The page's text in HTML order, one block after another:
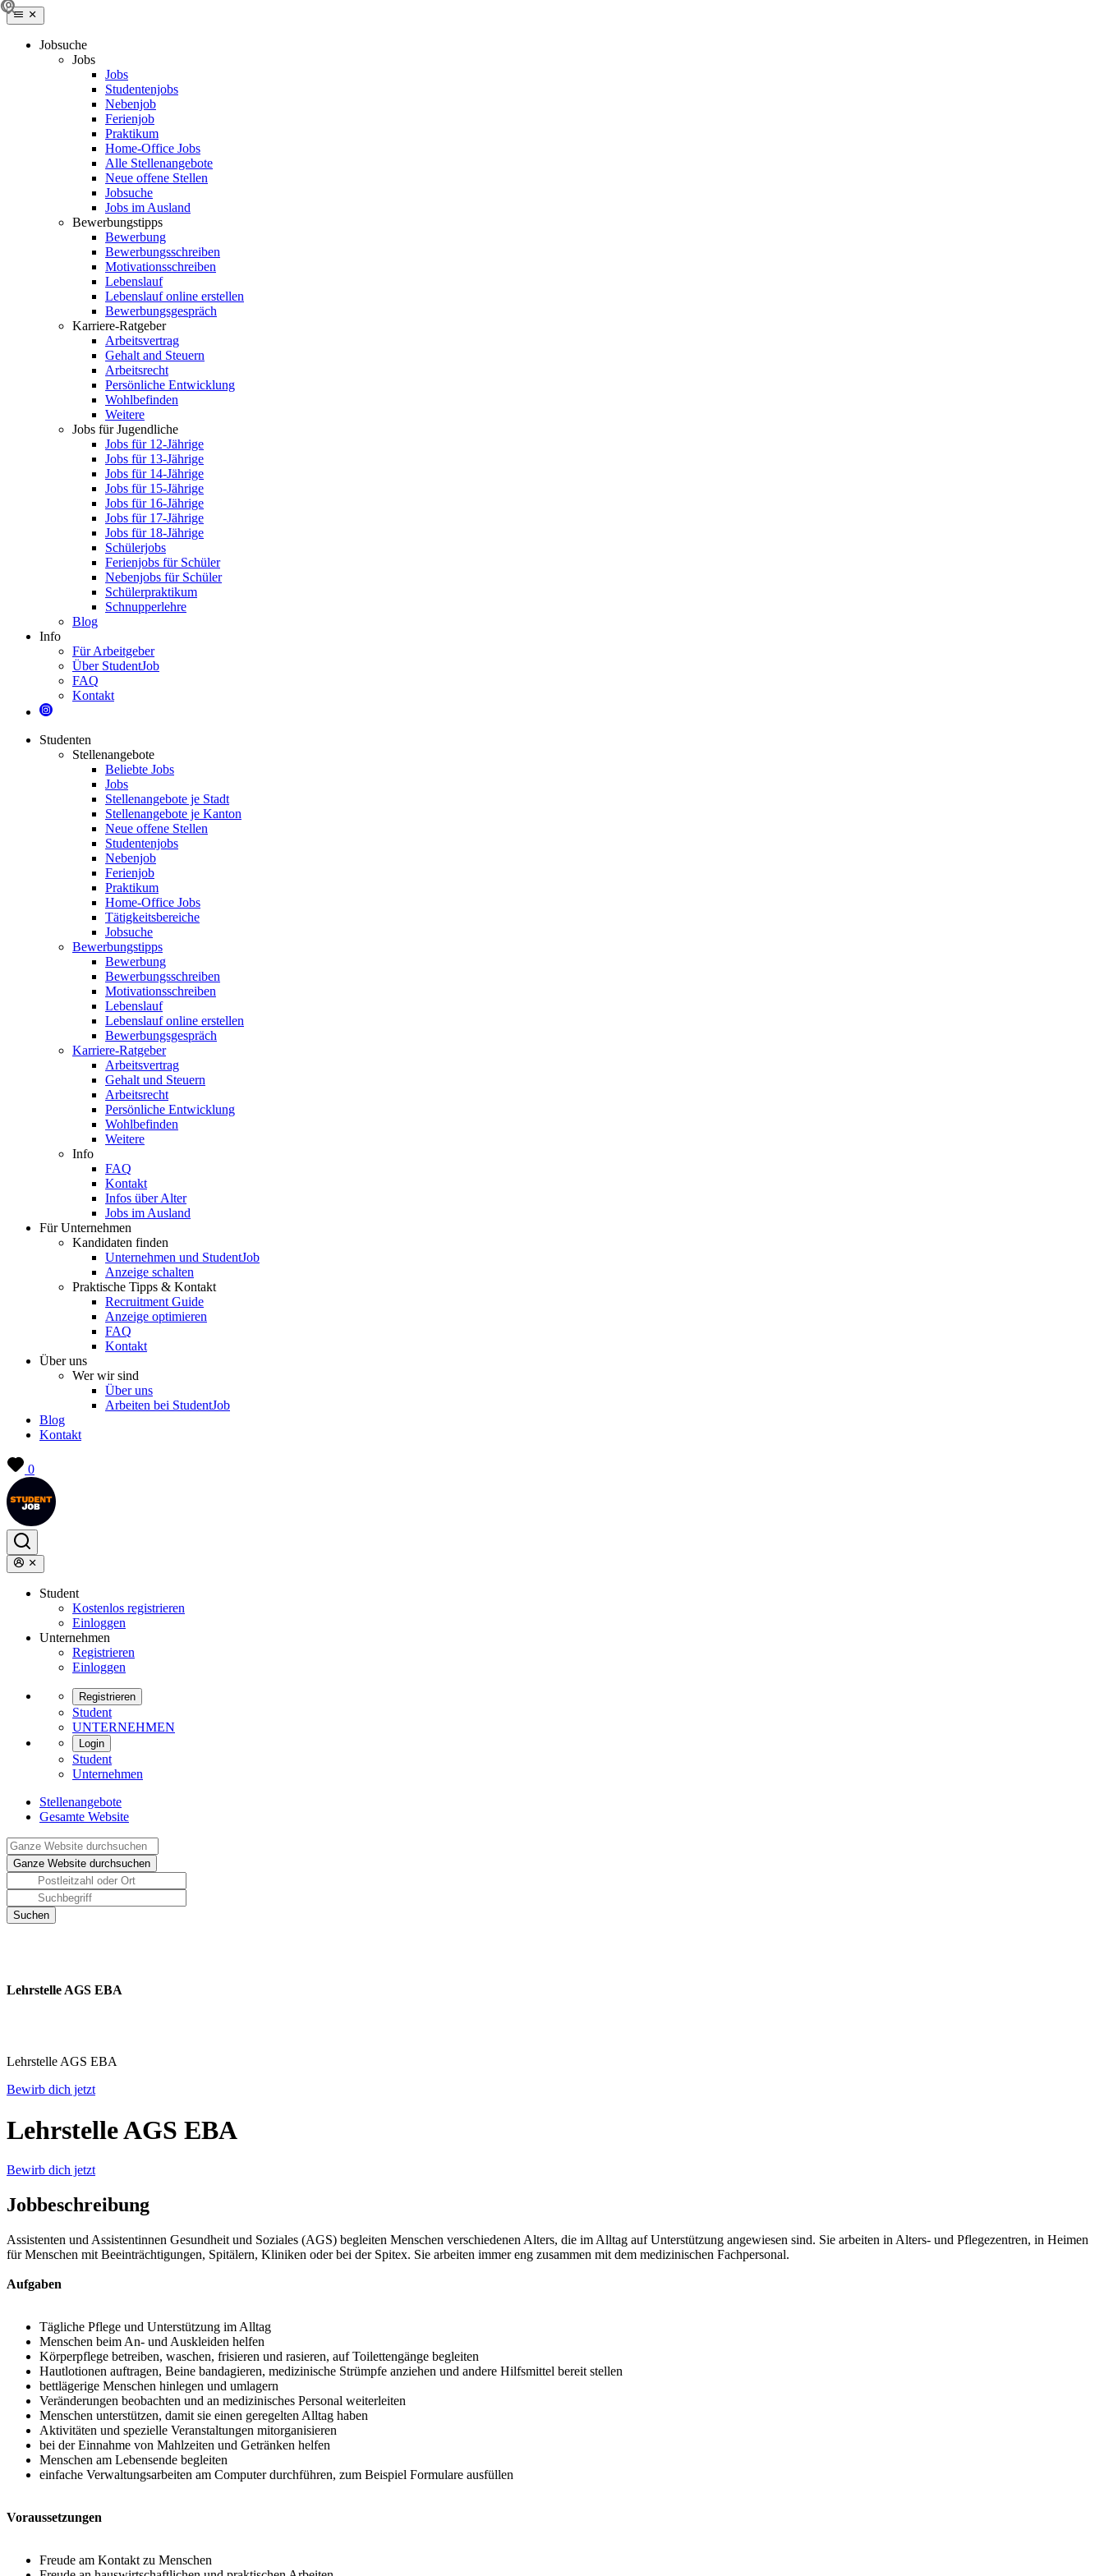
Jobsuche
Jobs
Jobs
Studentenjobs
Nebenjob
Ferienjob
Praktikum
Home-Office Jobs
Alle Stellenangebote
Neue offene Stellen
Jobsuche
Jobs im Ausland
Bewerbungstipps
Bewerbung
Bewerbungsschreiben
Motivationsschreiben
Lebenslauf
Lebenslauf online erstellen
Bewerbungsgespräch
Karriere-Ratgeber
Arbeitsvertrag
Gehalt and Steuern
Arbeitsrecht
Persönliche Entwicklung
Wohlbefinden
Weitere
Jobs für Jugendliche
Jobs für 12-Jährige
Jobs für 13-Jährige
Jobs für 14-Jährige
Jobs für 15-Jährige
Jobs für 16-Jährige
Jobs für 17-Jährige
Jobs für 18-Jährige
Schülerjobs
Ferienjobs für Schüler
Nebenjobs für Schüler
Schülerpraktikum
Schnupperlehre
Blog
Info
Für Arbeitgeber
Über StudentJob
FAQ
Kontakt
Studenten
Stellenangebote
Beliebte Jobs
Jobs
Stellenangebote je Stadt
Stellenangebote je Kanton
Neue offene Stellen
Studentenjobs
Nebenjob
Ferienjob
Praktikum
Home-Office Jobs
Tätigkeitsbereiche
Jobsuche
Bewerbungstipps
Bewerbung
Bewerbungsschreiben
Motivationsschreiben
Lebenslauf
Lebenslauf online erstellen
Bewerbungsgespräch
Karriere-Ratgeber
Arbeitsvertrag
Gehalt und Steuern
Arbeitsrecht
Persönliche Entwicklung
Wohlbefinden
Weitere
Info
FAQ
Kontakt
Infos über Alter
Jobs im Ausland
Für Unternehmen
Kandidaten finden
Unternehmen und StudentJob
Anzeige schalten
Praktische Tipps & Kontakt
Recruitment Guide
Anzeige optimieren
FAQ
Kontakt
Über uns
Wer wir sind
Über uns
Arbeiten bei StudentJob
Blog
Kontakt
0
Student
Kostenlos registrieren
Einloggen
Unternehmen
Registrieren
Einloggen
Registrieren
Student
UNTERNEHMEN
Login
Student
Unternehmen
Stellenangebote
Gesamte Website
Lehrstelle AGS EBA
Lehrstelle AGS EBA
Bewirb dich jetzt
Lehrstelle AGS EBA
Bewirb dich jetzt
Jobbeschreibung
Assistenten und Assistentinnen Gesundheit und Soziales (AGS) begleiten Menschen verschiedenen Alters, die im Alltag auf Unterstützung angewiesen sind. Sie arbeiten in Alters- und Pflegezentren, in Heimen
für Menschen mit Beeinträchtigungen, Spitälern, Kliniken oder bei der Spitex. Sie arbeiten immer eng zusammen mit dem medizinischen Fachpersonal.
Aufgaben
Tägliche Pflege und Unterstützung im Alltag
Menschen beim An- und Auskleiden helfen
Körperpflege betreiben, waschen, frisieren und rasieren, auf Toilettengänge begleiten
Hautlotionen auftragen, Beine bandagieren, medizinische Strümpfe anziehen und andere Hilfsmittel bereit stellen
bettlägerige Menschen hinlegen und umlagern
Veränderungen beobachten und an medizinisches Personal weiterleiten
Menschen unterstützen, damit sie einen geregelten Alltag haben
Aktivitäten und spezielle Veranstaltungen mitorganisieren
bei der Einnahme von Mahlzeiten und Getränken helfen
Menschen am Lebensende begleiten
einfache Verwaltungsarbeiten am Computer durchführen, zum Beispiel Formulare ausfüllen
Voraussetzungen
Freude am Kontakt zu Menschen